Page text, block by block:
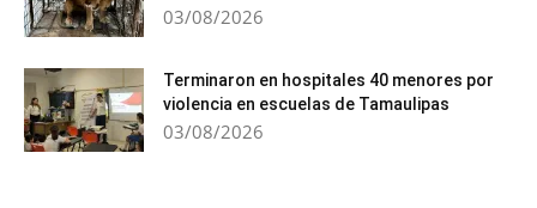
03/08/2026
Terminaron en hospitales 40 menores por
violencia en escuelas de Tamaulipas
03/08/2026